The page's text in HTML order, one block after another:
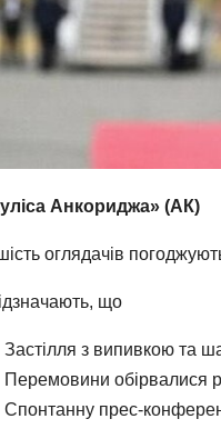
Анкориджа» (АК)
оглядачів
що
Застілля з випивкою та
Перемовини обірвалися
Спонтанну прес-